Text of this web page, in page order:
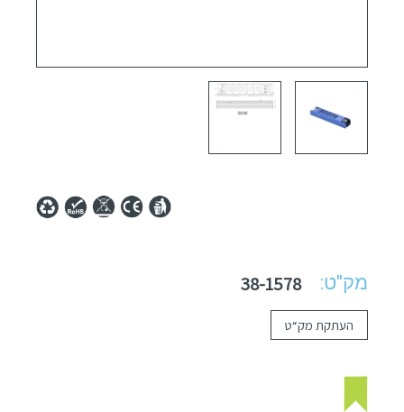
מק"ט: 38-1578
העתקת מק“ט